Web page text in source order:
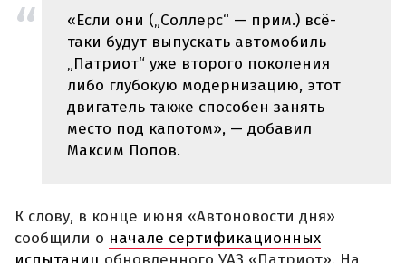
«Если они („Соллерс“ — прим.) всё-
таки будут выпускать автомобиль
„Патриот“ уже второго поколения
либо глубокую модернизацию, этот
двигатель также способен занять
место под капотом», — добавил
Максим Попов.
К слову, в конце июня «Автоновости дня»
сообщили о начале сертификационных